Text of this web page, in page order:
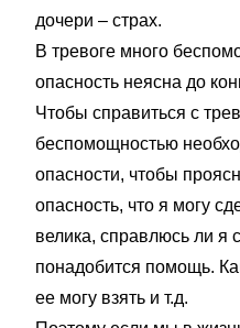
дочери – страх.
В тревоге много
опасность неясна до
Чтобы справиться с
беспомощностью
опасности, чтобы
опасность, что я могу
велика, справлюсь ли я
понадобится помощь.
ее могу взять и т.д.